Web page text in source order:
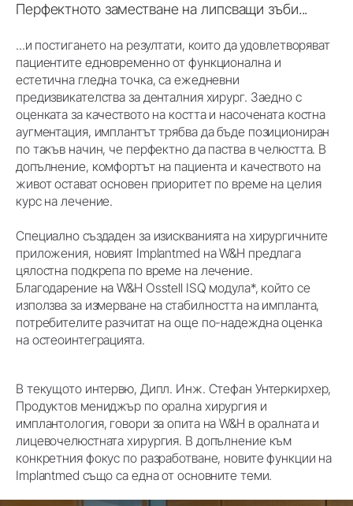
Перфектното заместване на липсващи зъби...
...и постигането на резултати, които да удовлетворяват
пациентите едновременно от функционална и
естетична гледна точка, са ежедневни
предизвикателства за денталния хирург. Заедно с
оценката за качеството на костта и насочената костна
аугментация, имплантът трябва да бъде позициониран
по такъв начин, че перфектно да паства в челюстта. В
допълнение, комфортът на пациента и качеството на
живот остават основен приоритет по време на целия
курс на лечение.
Специално създаден за изискванията на хирургичните
приложения, новият Implantmed на W&H предлага
цялостна подкрепа по време на лечение.
Благодарение на W&H Osstell ISQ модула*, който се
използва за измерване на стабилността на импланта,
потребителите разчитат на още по-надеждна оценка
на остеоинтеграцията.
В текущото интервю, Дипл. Инж. Стефан Унтеркирхер,
Продуктов мениджър по орална хирургия и
имплантология, говори за опита на W&H в оралната и
лицевочелюстната хирургия. В допълнение към
конкретния фокус по разработване, новите функции на
Implantmed също са една от основните теми.